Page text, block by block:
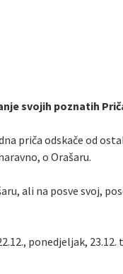
svojih poznatih
priča odskače od
o Orašaru.
ali na posve svoj,
ponedjeljak,